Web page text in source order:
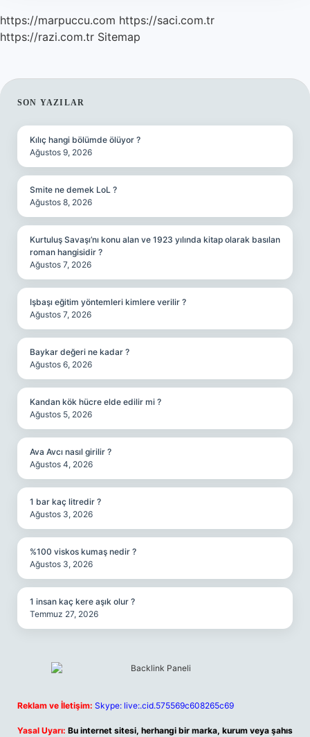
https://marpuccu.com https://saci.com.tr
https://razi.com.tr Sitemap
SIDEBAR
SON YAZILAR
Kılıç hangi bölümde ölüyor ?
Ağustos 9, 2026
Smite ne demek LoL ?
Ağustos 8, 2026
Kurtuluş Savaşı’nı konu alan ve 1923 yılında kitap olarak basılan
roman hangisidir ?
Ağustos 7, 2026
Işbaşı eğitim yöntemleri kimlere verilir ?
Ağustos 7, 2026
Baykar değeri ne kadar ?
Ağustos 6, 2026
Kandan kök hücre elde edilir mi ?
Ağustos 5, 2026
Ava Avcı nasıl girilir ?
Ağustos 4, 2026
1 bar kaç litredir ?
Ağustos 3, 2026
%100 viskos kumaş nedir ?
Ağustos 3, 2026
1 insan kaç kere aşık olur ?
Temmuz 27, 2026
Reklam ve İletişim: Skype: live:.cid.575569c608265c69
Yasal Uyarı: Bu internet sitesi, herhangi bir marka, kurum veya şahıs